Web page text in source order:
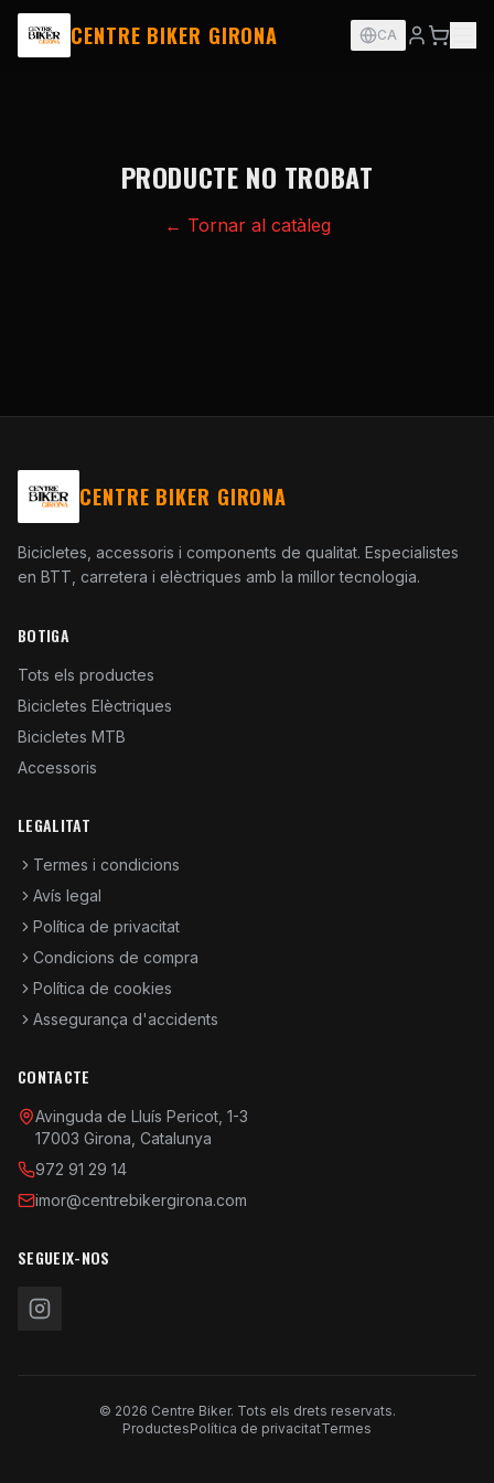
CENTRE BIKER GIRONA CA
PRODUCTE NO TROBAT
← Tornar al catàleg
CENTRE BIKER GIRONA
Bicicletes, accessoris i components de qualitat. Especialistes
en BTT, carretera i elèctriques amb la millor tecnologia.
BOTIGA
Tots els productes
Bicicletes Elèctriques
Bicicletes MTB
Accessoris
LEGALITAT
Termes i condicions
Avís legal
Política de privacitat
Condicions de compra
Política de cookies
Assegurança d'accidents
CONTACTE
Avinguda de Lluís Pericot, 1-3
17003 Girona, Catalunya
972 91 29 14
imor@centrebikergirona.com
SEGUEIX-NOS
© 2026 Centre Biker. Tots els drets reservats.
ProductesPolítica de privacitatTermes